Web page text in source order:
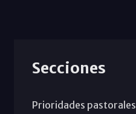
Secciones
Prioridades pastorales